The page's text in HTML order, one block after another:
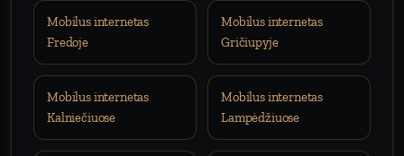
Mobilus internetas
Fredoje
Mobilus internetas
Gričiupyje
Mobilus internetas
Kalniečiuose
Mobilus internetas
Lampėdžiuose